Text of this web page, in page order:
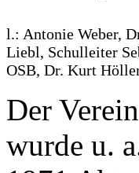
l.: Antonie Weber,
Liebl, Schulleiter
OSB, Dr. Kurt
Der
wurde u.